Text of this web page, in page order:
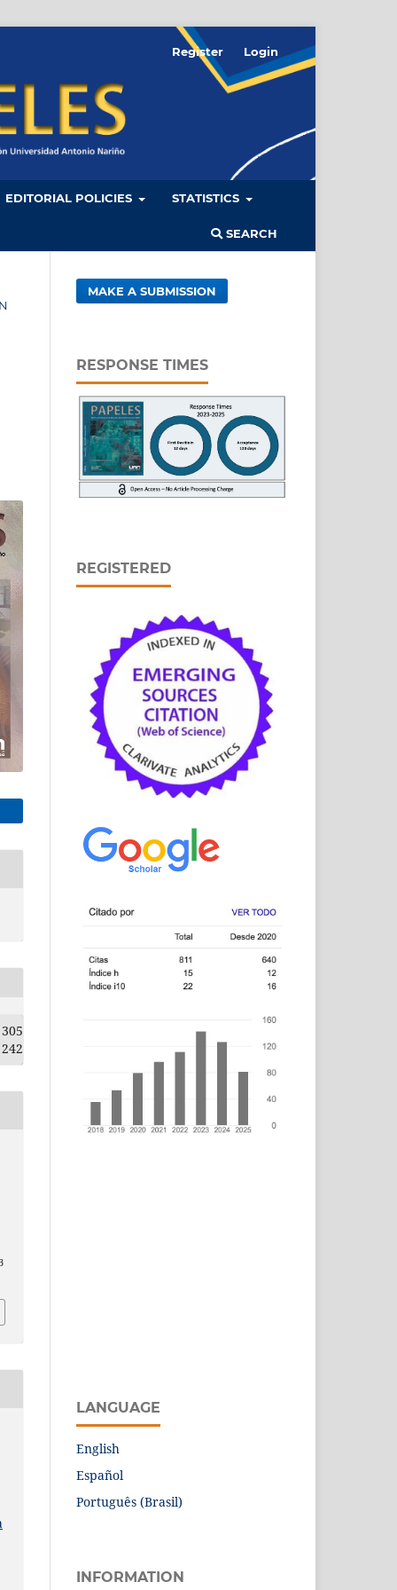
EDITORIAL POLICIES STATISTICS
SEARCH
Register Login
305
242
MAKE A SUBMISSION
RESPONSE TIMES
REGISTERED
LANGUAGE
English
Español
Português (Brasil)
INFORMATION